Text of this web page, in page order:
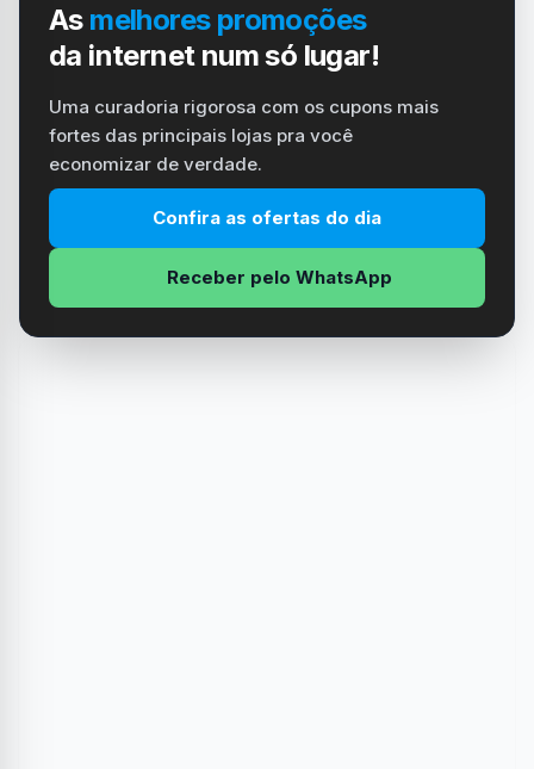
As melhores promoções
da internet num só lugar!
Uma curadoria rigorosa com os cupons mais
fortes das principais lojas pra você
economizar de verdade.
Confira as ofertas do dia
Receber pelo WhatsApp